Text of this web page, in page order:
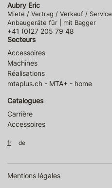
Aubry Eric
Miete / Vertrag / Verkauf / Service
Anbaugeräte für | mit Bagger
+41 (0)27 205 79 48
Secteurs
Accessoires
Machines
Réalisations
mtaplus.ch - MTA+ - home
Catalogues
Carrière
Accessoires
fr de
Mentions légales